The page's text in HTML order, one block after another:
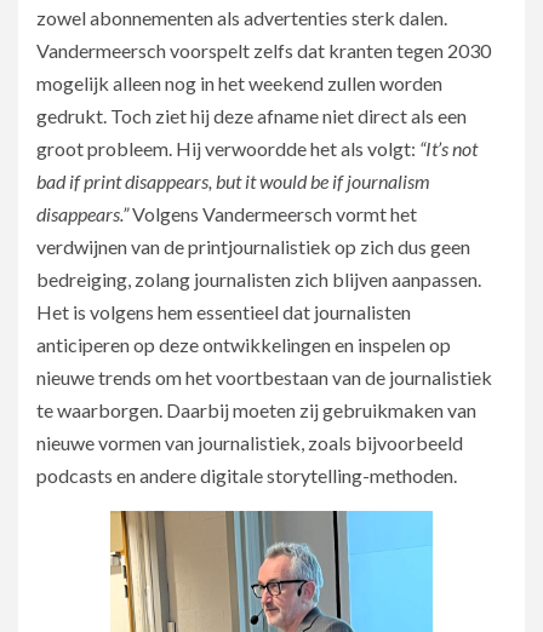
zowel abonnementen als advertenties sterk dalen.
Vandermeersch voorspelt zelfs dat kranten tegen 2030
mogelijk alleen nog in het weekend zullen worden
gedrukt. Toch ziet hij deze afname niet direct als een
groot probleem. Hij verwoordde het als volgt: “It’s not
bad if print disappears, but it would be if journalism
disappears.”Volgens Vandermeersch vormt het
verdwijnen van de printjournalistiek op zich dus geen
bedreiging, zolang journalisten zich blijven aanpassen.
Het is volgens hem essentieel dat journalisten
anticiperen op deze ontwikkelingen en inspelen op
nieuwe trends om het voortbestaan van de journalistiek
te waarborgen. Daarbij moeten zij gebruikmaken van
nieuwe vormen van journalistiek, zoals bijvoorbeeld
podcasts en andere digitale storytelling-methoden.